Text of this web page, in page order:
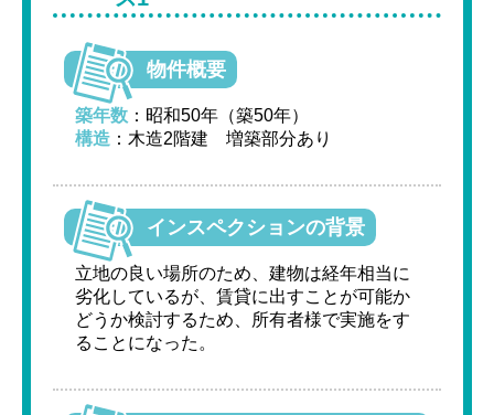
物件概要
築年数 ：昭和50年（築50年）
構造 ：木造2階建 増築部分あり
インスペクションの背景
立地の良い場所のため、建物は経年相当に
劣化しているが、賃貸に出すことが可能か
どうか検討するため、所有者様で実施をす
ることになった。